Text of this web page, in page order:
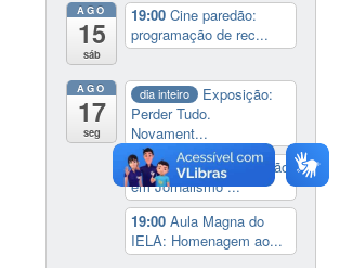
AGO
15
sáb
19:00Cine paredão:
programação de rec...
AGO
17
seg
dia inteiro
Exposição:
Perder Tudo.
Novament...
16:00 Curso de formação
em Jornalismo ...
19:00Aula Magna do
IELA: Homenagem ao...